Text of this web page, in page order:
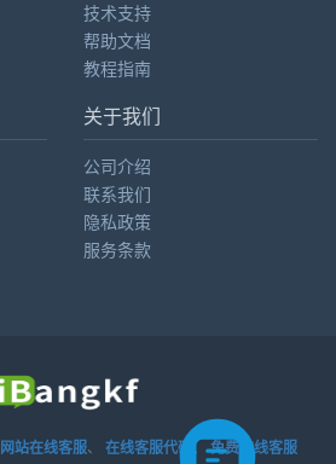
技术支持
帮助文档
教程指南
关于我们
公司介绍
联系我们
隐私政策
服务条款
网站在线客服、 在线客服代码 、免费在线客服